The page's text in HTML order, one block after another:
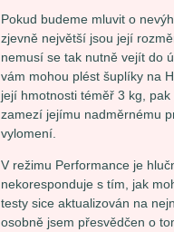
Pokud budeme mluvit o
zjevně největší jsou její
nemusí se tak nutně vejít do
vám mohou plést šuplíky na
její hmotnosti téměř 3 kg,
zamezí jejímu nadměrnému
vylomení.
V režimu Performance je
nekoresponduje s tím, jak
testy sice aktualizován na
osobně jsem přesvědčen o